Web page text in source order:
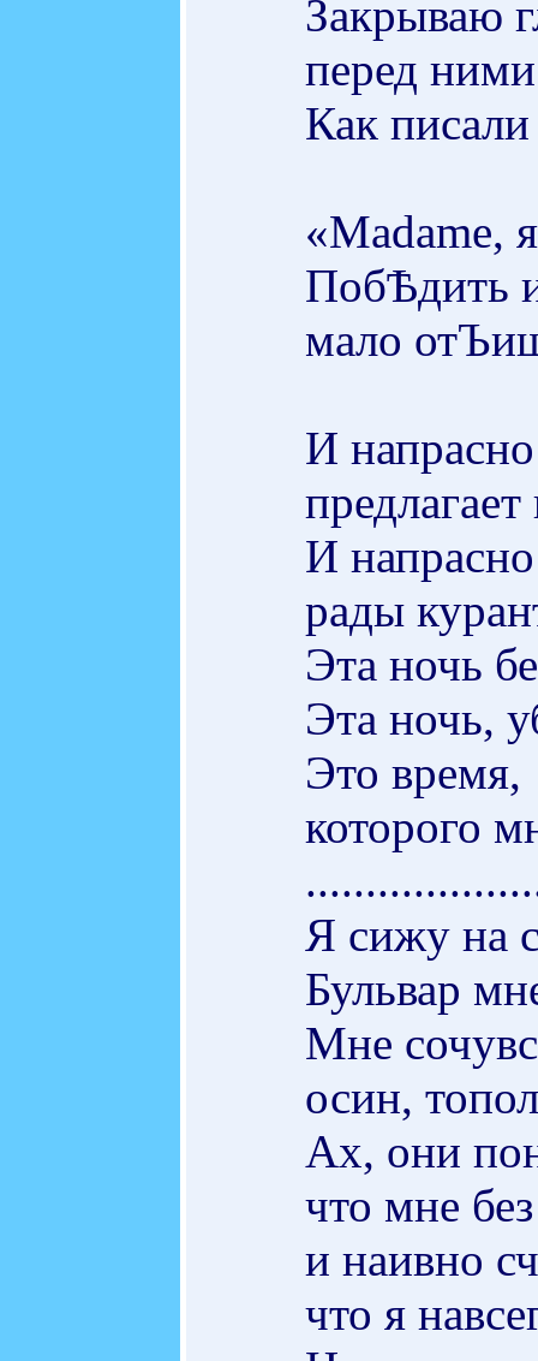
Закрываю
перед
Как писали
«Madame,
ПобѢдить
мало
И
И
рады
Эта ночь
Эта ночь,
Это время,
которого
Я сижу на
Бульвар
Мне
осин,
Ах, они
что мне
и наивно
что я